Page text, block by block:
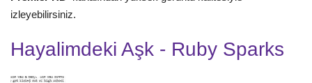
izleyebilirsiniz.
Hayalimdeki Aşk - Ruby Sparks